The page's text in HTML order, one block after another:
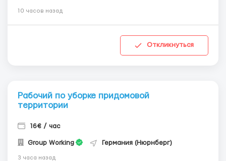
10 часов назад
Откликнуться
Рабочий по уборке придомовой
территории
16€ / час
Group Working Германия (Нюрнберг)
3 часа назад